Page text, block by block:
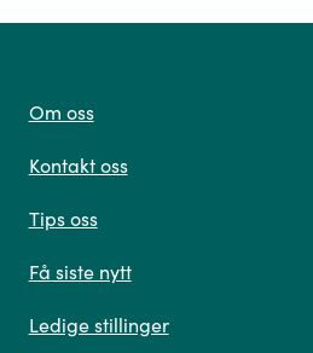
oss
Om oss
Kontakt oss
Tips oss
Få siste nytt
Ledige stillinger